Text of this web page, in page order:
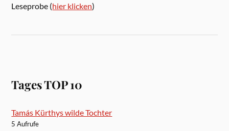
Leseprobe (hier klicken)
Tages TOP 10
Tamás Kürthys wilde Tochter
5 Aufrufe